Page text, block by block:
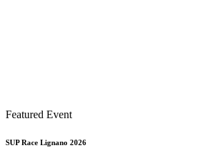
Featured Event
SUP Race Lignano 2026